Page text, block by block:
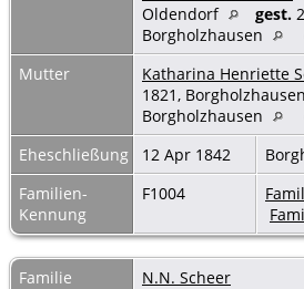
Oldendorf
gest.
Borgholzhausen
Mutter
Katharina Henriette
1821, Borgholzhausen
Borgholzhausen
Eheschließung
12 Apr 1842
Familien-
Kennung
F1004
Familie
N.N. Scheer